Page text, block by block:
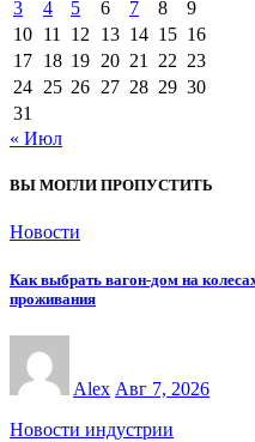
3
4 5 6 7 8
9
10 11 12 13 14 15 16
17 18 19 20 21 22 23
24 25 26 27 28 29 30
31
« Июл
ВЫ МОГЛИ ПРОПУСТИТЬ
Новости
Как выбрать вагон-дом на
проживания
Alex Авг 7, 2026
Новости индустрии